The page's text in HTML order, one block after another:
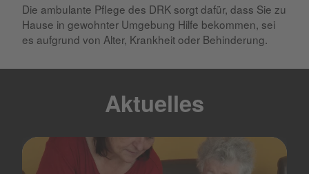
Die ambulante Pflege des DRK sorgt dafür, dass Sie zu
Hause in gewohnter Umgebung Hilfe bekommen, sei
es aufgrund von Alter, Krankheit oder Behinderung.
Aktuelles